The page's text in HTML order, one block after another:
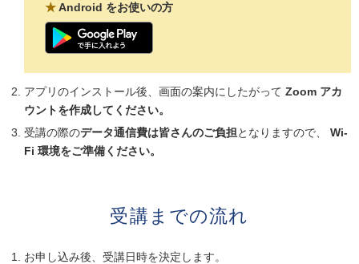
★Android をお使いの方
アプリのインストール後、画面の案内にしたがってZoom アカ
ウントを作成してください。
受講の際のデータ通信費は皆さんのご負担となりますので、Wi-
Fi 環境をご準備ください。
受講までの流れ
お申し込み後、受講日時を決定します。